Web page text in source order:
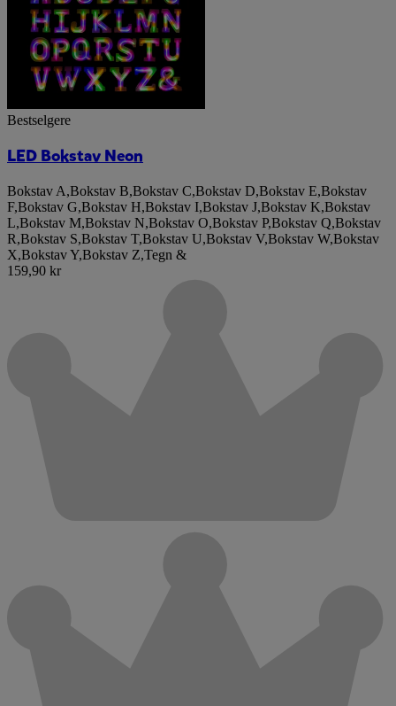
Bestselgere
LED Bokstav Neon
Bokstav A,Bokstav B,Bokstav C,Bokstav D,Bokstav E,Bokstav
F,Bokstav G,Bokstav H,Bokstav I,Bokstav J,Bokstav K,Bokstav
L,Bokstav M,Bokstav N,Bokstav O,Bokstav P,Bokstav Q,Bokstav
R,Bokstav S,Bokstav T,Bokstav U,Bokstav V,Bokstav W,Bokstav
X,Bokstav Y,Bokstav Z,Tegn &
159,90 kr